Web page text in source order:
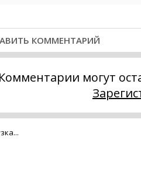
КОММЕНТАРИЙ
Комментарии могут